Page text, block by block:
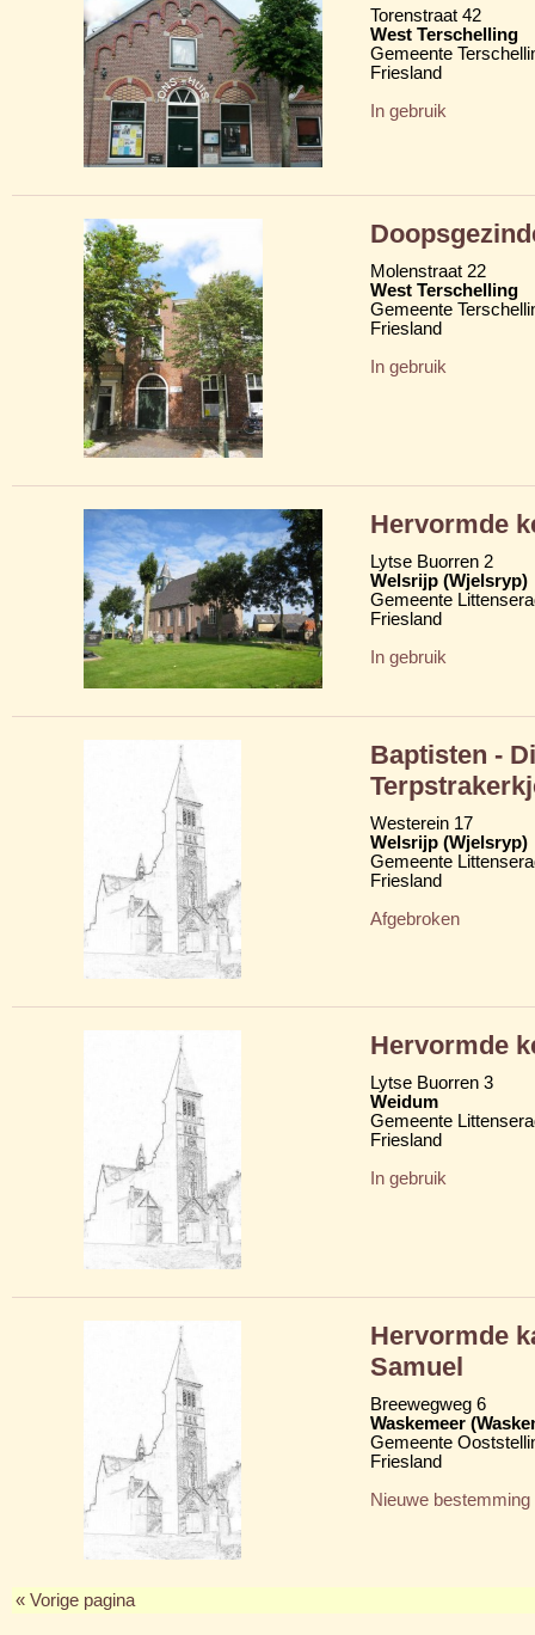
Torenstraat 42
West Terschelling
Gemeente
Friesland
In gebruik
Molenstraat 22
West Terschelling
Gemeente
Friesland
In gebruik
Hervormde
Lytse Buorren 2
Welsrijp (Wjelsryp)
Gemeente
Friesland
In gebruik
Baptisten -
Westerein 17
Welsrijp (Wjelsryp)
Gemeente
Friesland
Afgebroken
Hervormde
Lytse Buorren 3
Weidum
Gemeente
Friesland
In gebruik
Hervormde
Samuel
Breewegweg 6
Waskemeer
Gemeente
Friesland
Nieuwe bestemming
« Vorige pagina